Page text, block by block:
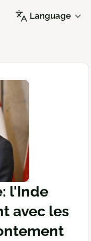
Language
l'Inde
avec les